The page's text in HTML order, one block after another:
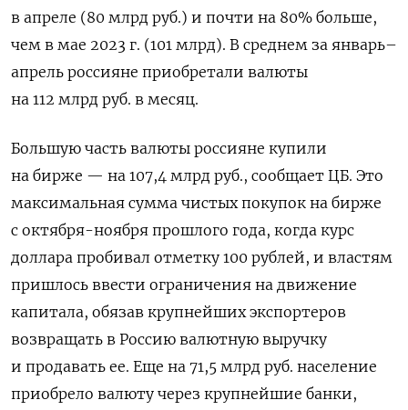
в апреле (80 млрд руб.) и почти на 80% больше,
чем в мае 2023 г. (101 млрд). В среднем за январь–
апрель россияне приобретали валюты
на 112 млрд руб. в месяц.
Большую часть валюты россияне купили
на бирже — на 107,4 млрд руб., сообщает ЦБ. Это
максимальная сумма чистых покупок на бирже
с октября-ноября прошлого года, когда курс
доллара пробивал отметку 100 рублей, и властям
пришлось ввести ограничения на движение
капитала, обязав крупнейших экспортеров
возвращать в Россию валютную выручку
и продавать ее. Еще на 71,5 млрд руб. население
приобрело валюту через крупнейшие банки,